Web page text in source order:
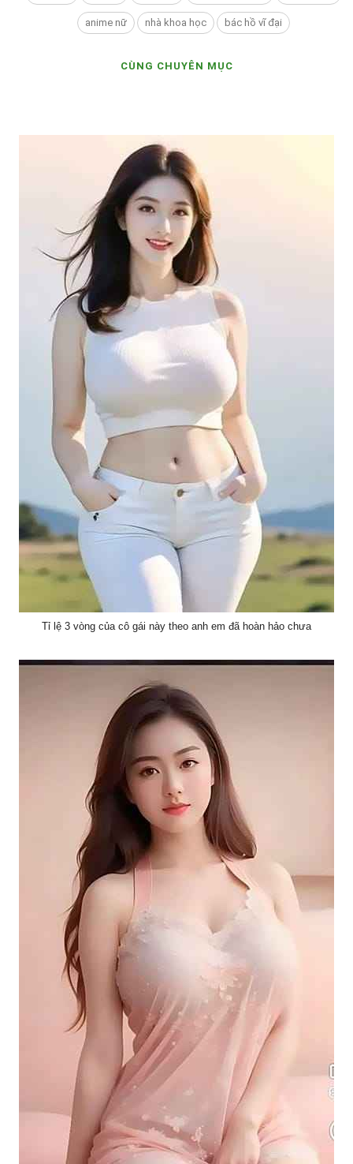
anime nữ nhà khoa học bác hồ vĩ đại
CÙNG CHUYÊN MỤC
Tỉ lệ 3 vòng của cô gái này theo anh em đã hoàn hảo chưa